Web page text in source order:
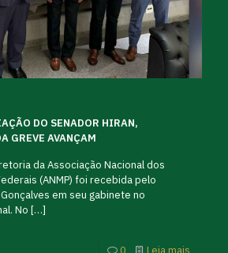
DO SENADOR HIRAN,
GREVE AVANÇAM
da Associação Nacional dos
(ANMP) foi recebida pelo
em seu gabinete no
No […]